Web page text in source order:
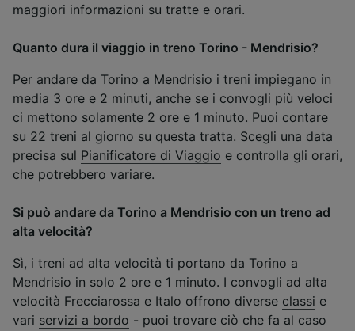
maggiori informazioni su tratte e orari.
Quanto dura il viaggio in treno Torino - Mendrisio?
Per andare da Torino a Mendrisio i treni impiegano in
media 3 ore e 2 minuti, anche se i convogli più veloci
ci mettono solamente 2 ore e 1 minuto. Puoi contare
su 22 treni al giorno su questa tratta. Scegli una data
precisa sul Pianificatore di Viaggio e controlla gli orari,
che potrebbero variare.
Si può andare da Torino a Mendrisio con un treno ad
alta velocità?
Sì, i treni ad alta velocità ti portano da Torino a
Mendrisio in solo 2 ore e 1 minuto. I convogli ad alta
velocità Frecciarossa e Italo offrono diverse classi e
vari servizi a bordo - puoi trovare ciò che fa al caso